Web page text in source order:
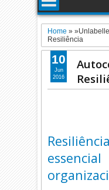
Home »
Resiliência
10
Jun
2016